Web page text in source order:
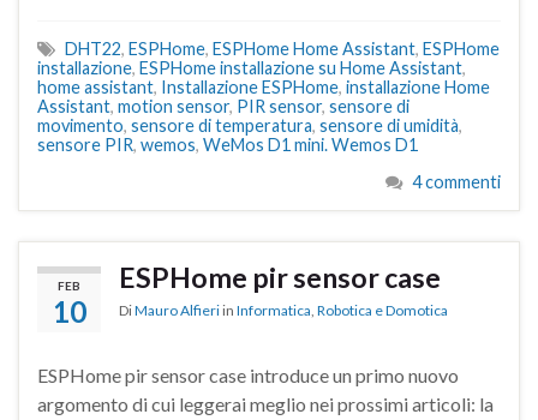
DHT22, ESPHome, ESPHome Home Assistant, ESPHome
installazione, ESPHome installazione su Home Assistant,
home assistant, Installazione ESPHome, installazione Home
Assistant, motion sensor, PIR sensor, sensore di
movimento, sensore di temperatura, sensore di umidità,
sensore PIR, wemos, WeMos D1 mini. Wemos D1
4 commenti
FEB
10
ESPHome pir sensor case
DiMauro Alfieri in Informatica, Robotica e Domotica
ESPHome pir sensor case introduce un primo nuovo
argomento di cui leggerai meglio nei prossimi articoli: la